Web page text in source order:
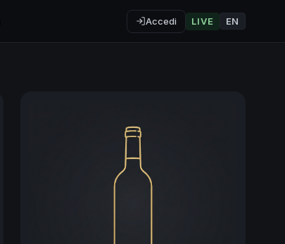
Accedi LIVE EN